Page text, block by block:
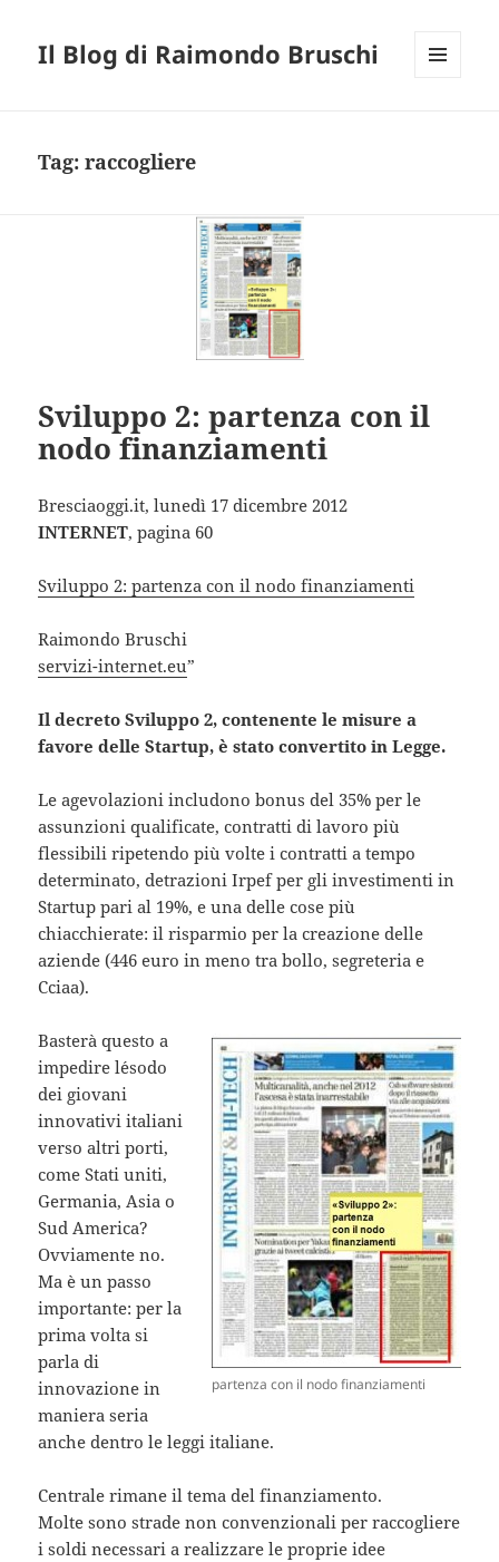
Il Blog di Raimondo Bruschi
Tag:raccogliere
Sviluppo 2: partenza con il
nodo finanziamenti
Bresciaoggi.it, lunedì 17 dicembre 2012
INTERNET, pagina 60
Sviluppo 2: partenza con il nodo finanziamenti
Raimondo Bruschi
servizi-internet.eu”
Il decreto Sviluppo 2, contenente le misure a
favore delle Startup, è stato convertito in Legge.
Le agevolazioni includono bonus del 35% per le
assunzioni qualificate, contratti di lavoro più
flessibili ripetendo più volte i contratti a tempo
determinato, detrazioni Irpef per gli investimenti in
Startup pari al 19%, e una delle cose più
chiacchierate: il risparmio per la creazione delle
aziende (446 euro in meno tra bollo, segreteria e
Cciaa).
partenza con il nodo finanziamenti
Basterà questo a
impedire l´esodo
dei giovani
innovativi italiani
verso altri porti,
come Stati uniti,
Germania, Asia o
Sud America?
Ovviamente no.
Ma è un passo
importante: per la
prima volta si
parla di
innovazione in
maniera seria
anche dentro le leggi italiane.
Centrale rimane il tema del finanziamento.
Molte sono strade non convenzionali per raccogliere
i soldi necessari a realizzare le proprie idee